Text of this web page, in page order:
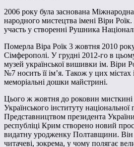
2006 року була заснована Міжнародна
народного мистецтва імені Віри
участь у створенні Рушника
Померла Віра Роїк 3 жовтня 2010
Сімферополі. У грудні 2012-го в
музей української вишивки ім. Віри
№7 носить її ім’я. Також у цих містах
меморіальні дошки майстрині.
Цього ж жовтня до роковин мисткині
Українського інституту національної
Представництвом президента
республіці Крим cтворено новий
видатну уродженку Полтавщини. Він
читачеві, зокрема, у чому полягає